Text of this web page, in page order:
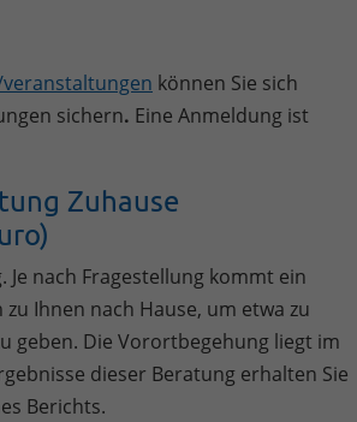
können Sie sich
sichern. Eine Anmeldung ist
Zuhause
Je nach Fragestellung kommt ein
Ihnen nach Hause, um etwa zu
geben. Die Vorortbegehung liegt im
dieser Beratung erhalten Sie
Berichts.